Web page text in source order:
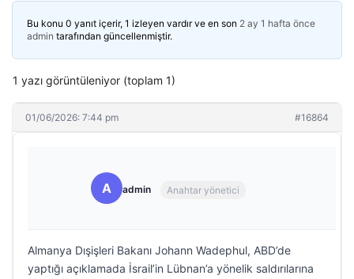
Bu konu 0 yanıt içerir, 1 izleyen vardır ve en son 2 ay 1 hafta önce
admin tarafından güncellenmiştir.
1 yazı görüntüleniyor (toplam 1)
01/06/2026: 7:44 pm #16864
A admin Anahtar yönetici
Almanya Dışişleri Bakanı Johann Wadephul, ABD’de
yaptığı açıklamada İsrail’in Lübnan’a yönelik saldırılarına